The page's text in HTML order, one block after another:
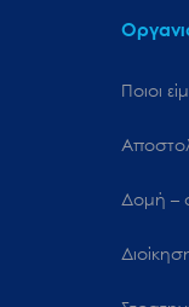
Ποιοι
Δομή –